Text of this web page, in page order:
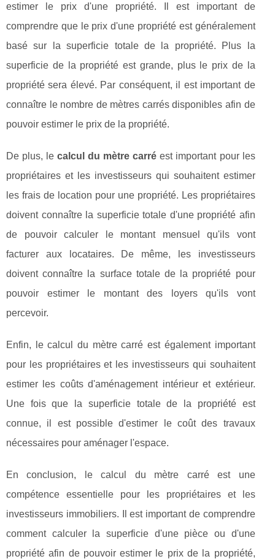
estimer le prix d'une propriété. Il est important de
comprendre que le prix d'une propriété est généralement
basé sur la superficie totale de la propriété. Plus la
superficie de la propriété est grande, plus le prix de la
propriété sera élevé. Par conséquent, il est important de
connaître le nombre de mètres carrés disponibles afin de
pouvoir estimer le prix de la propriété.
De plus, lecalcul du mètre carré est important pour les
propriétaires et les investisseurs qui souhaitent estimer
les frais de location pour une propriété. Les propriétaires
doivent connaître la superficie totale d'une propriété afin
de pouvoir calculer le montant mensuel qu'ils vont
facturer aux locataires. De même, les investisseurs
doivent connaître la surface totale de la propriété pour
pouvoir estimer le montant des loyers qu'ils vont
percevoir.
Enfin, le calcul du mètre carré est également important
pour les propriétaires et les investisseurs qui souhaitent
estimer les coûts d'aménagement intérieur et extérieur.
Une fois que la superficie totale de la propriété est
connue, il est possible d'estimer le coût des travaux
nécessaires pour aménager l'espace.
En conclusion, le calcul du mètre carré est une
compétence essentielle pour les propriétaires et les
investisseurs immobiliers. Il est important de comprendre
comment calculer la superficie d'une pièce ou d'une
propriété afin de pouvoir estimer le prix de la propriété,